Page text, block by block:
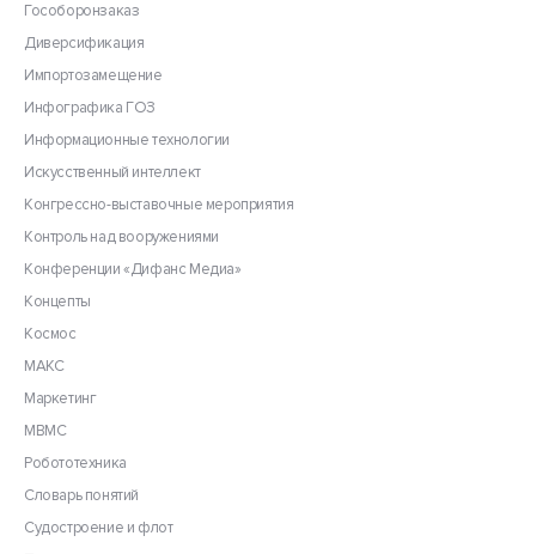
Гособоронзаказ
Диверсификация
Импортозамещение
Инфографика ГОЗ
Информационные технологии
Искусственный интеллект
Конгрессно-выставочные мероприятия
Контроль над вооружениями
Конференции «Дифанс Медиа»
Концепты
Космос
МАКС
Маркетинг
МВМС
Робототехника
Словарь понятий
Судостроение и флот